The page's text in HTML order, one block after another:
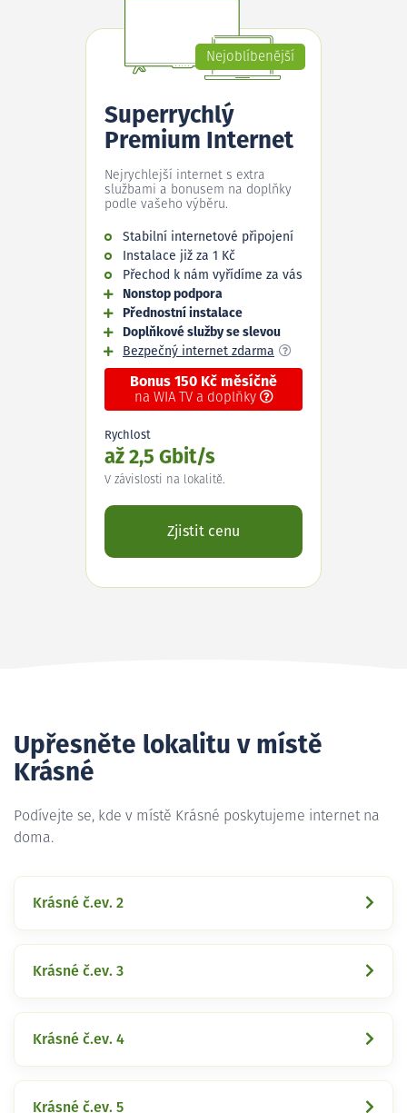
Nejoblíbenější
Superrychlý
Premium Internet
Nejrychlejší internet s extra
službami a bonusem na doplňky
podle vašeho výběru.
Stabilní internetové připojení
Instalace již za 1 Kč
Přechod k nám vyřídíme za vás
Nonstop podpora
Přednostní instalace
Doplňkové služby se slevou
Bezpečný internet zdarma
Bonus 150 Kč měsíčně
na WIA TV a doplňky
Rychlost
až 2,5 Gbit/s
V závislosti na lokalitě.
Zjistit cenu
Upřesněte lokalitu v místě
Krásné
Podívejte se, kde v místě Krásné poskytujeme internet na
doma.
Krásné č.ev. 2
Krásné č.ev. 3
Krásné č.ev. 4
Krásné č.ev. 5